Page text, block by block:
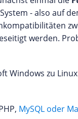
- also auf
werden.
Windows zu Linux
MySQL oder